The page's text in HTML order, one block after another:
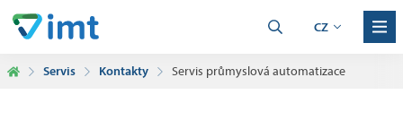
CZ
Servis Kontakty Servis průmyslová automatizace